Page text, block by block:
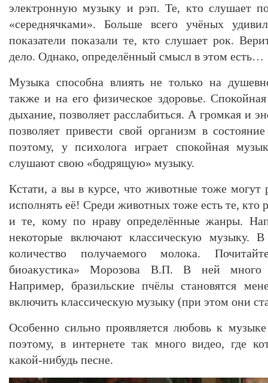
электронную музыку и рэп. Те, кто слушает
«середнячками». Больше всего учёных
показатели показали те, кто слушает рок.
дело. Однако, определённый смысл в этом есть…
Музыка способна влиять не только на
также и на его физическое здоровье.
дыхание, позволяет расслабиться. А громкая и
позволяет привести свой организм в
поэтому, у психолога играет спокойная
слушают свою «бодрящую» музыку.
Кстати, а вы в курсе, что животные тоже
исполнять её! Среди животных тоже есть те, кто
и те, кому по нраву определённые жанры.
некоторые включают классическую музыку. В
количество получаемого молока.
биоакустика» Морозова В.П. В ней много
Например, бразильские пчёлы становятся
включить классическую музыку (при этом они
Особенно сильно проявляется любовь к
поэтому, в интернете так много видео, где
какой-нибудь песне.